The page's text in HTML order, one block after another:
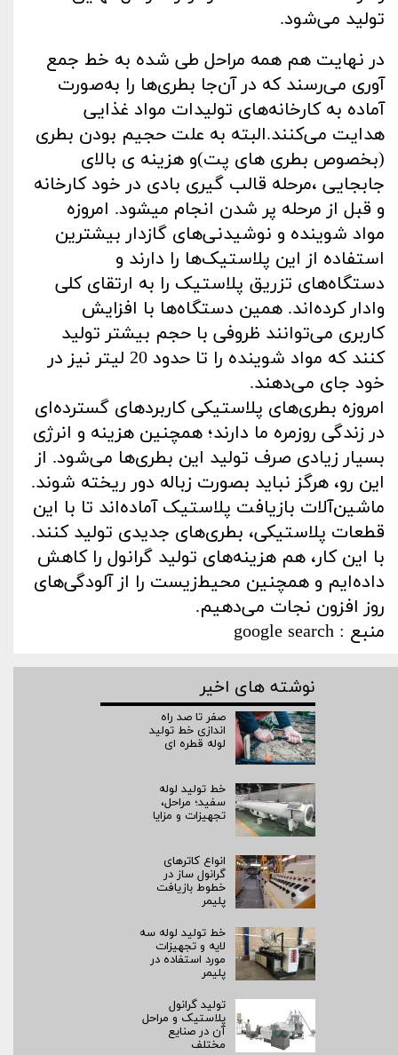
تولید می‌شود.
در نهایت هم همه مراحل طی شده به خط جمع
آوری می‌رسند که در آن‌جا بطری‌ها را به‌صورت
آماده به کارخانه‌های تولیدات مواد غذایی
هدایت می‌کنند.البته به علت حجیم بودن بطری
(بخصوص بطری های پت)و هزینه ی بالای
جابجایی ،مرحله قالب گیری بادی در خود کارخانه
و قبل از مرحله پر شدن انجام میشود. امروزه
مواد شوینده و نوشیدنی‌های گازدار بیشترین
استفاده از این پلاستیک‌ها را دارند و
دستگاه‌های تزریق پلاستیک را به ارتقای کلی
وادار کرده‌اند. همین دستگاه‌ها با افزایش
کاربری می‌توانند ظروفی با حجم بیشتر تولید
کنند که مواد شوینده را تا حدود 20 لیتر نیز در
خود جای می‌دهند.
امروزه بطری‌های پلاستیکی کاربردهای گسترده‌ای
در زندگی روزمره ما دارند؛ همچنین هزینه و انرژی
بسیار زیادی صرف تولید این بطری‌ها می‌شود. از
این رو، هرگز نباید بصورت زباله دور ریخته شوند.
ماشین‌آلات بازیافت پلاستیک آماده‌اند تا با این
قطعات پلاستیکی، بطری‌های جدیدی تولید کنند.
با این کار، هم هزینه‌های تولید گرانول را کاهش
داده‌ایم و همچنین محیط‌زیست را از آلودگی‌های
روز افزون نجات می‌دهیم.
منبع : google search
نوشته های اخیر
صفر تا صد راه‌
اندازی خط تولید
لوله قطره ای
خط تولید لوله
سفید؛ مراحل،
تجهیزات و مزایا
انواع کاترهای
گرانول ساز در
خطوط بازیافت
پلیمر
خط تولید لوله سه
لایه و تجهیزات
مورد استفاده در
پلیمر
تولید گرانول
پلاستیک و مراحل
آن در صنایع
مختلف